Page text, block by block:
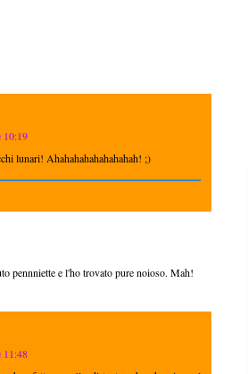
10:19
lunari! Ahahahahahahahahah! ;)
pennniette e l'ho trovato pure noioso. Mah!
11:48